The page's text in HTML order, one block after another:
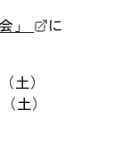
」
に
土）
土）